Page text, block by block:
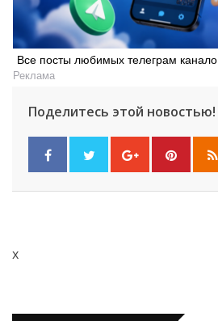
Все посты любимых телеграм
Реклама
Поделитесь этой новостью!
x